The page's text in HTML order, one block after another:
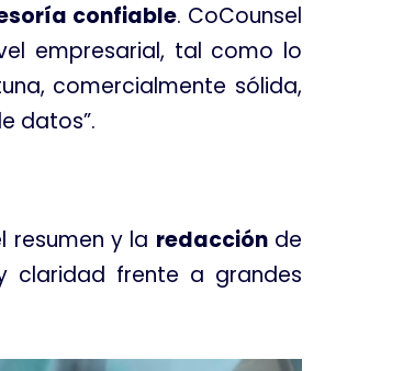
confiable. CoCounsel
empresarial, tal como lo
comercialmente sólida,
datos”.
resumen y la redacciónde
claridad frente a grandes